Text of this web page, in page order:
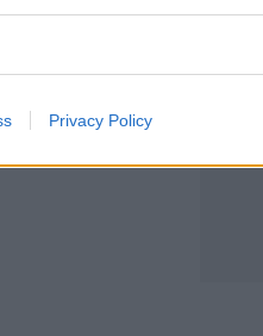
Privacy Policy
δομής
είδη του